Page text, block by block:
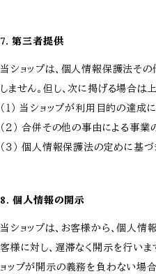
7. 第三者提供
当ショップは、個人情報保護法そ
しません。但し、次に掲げる場合
（１） 当ショップが利用目的の達
（２） 合併その他の事由による事
（３） 個人情報保護法の定めに基
8. 個人情報の開示
当ショップは、お客様から、個人
客様に対し、遅滞なく開示を行い
ョップが開示の義務を負わない場合